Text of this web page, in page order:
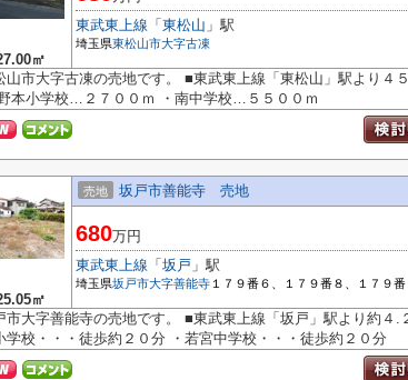
㎡
東武東上線 「 東松山 」駅
埼玉県東松山市大字古凍
市大字古凍の売地です。 ■東武東上線「東松山」駅より４
本小学校…２７００ｍ ・南中学校…５５００ｍ
㎡
売地 坂戸市善能寺 売地
680万円
東武東上線 「 坂戸 」駅
埼玉県坂戸市大字善能寺 １７９番６、１７９番８、１７９番
大字善能寺の売地です。 ■東武東上線「坂戸」駅より約４
学校・・・徒歩約２０分 ・若宮中学校・・・徒歩約２０分